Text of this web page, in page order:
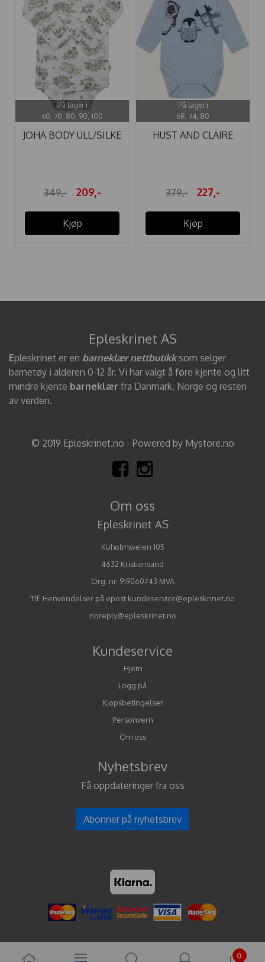
0
På lager i
60, 70, 80, 90, 100
JOHA BODY ULL/SILKE
349,- 209,-
Kjøp
På lager i
68, 74, 80
HUST AND CLAIRE
379,- 227,-
Kjøp
Epleskrinet AS
Epleskrinet er en barneklær nettbutikksom selger
barnetøy i alderen 0-12 år. Vi har valgt å føre kjente og litt
mindre kjente barneklær fra Danmark, Norge og resten
av verden.
© 2019 Epleskrinet.no - Powered by Mystore.no
Om oss
Epleskrinet AS
Kuholmsveien 105
4632 Kristiansand
Org. nr. 919060743 MVA
Tlf: Henvendelser på epost kundeservice@epleskrinet.no
noreply@epleskrinet.no
Kundeservice
Hjem
Logg på
Kjøpsbetingelser
Personvern
Om oss
Nyhetsbrev
Få oppdateringer fra oss
Abonner på nyhetsbrev